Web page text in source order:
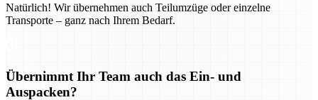
Natürlich! Wir übernehmen auch Teilumzüge oder einzelne
Transporte – ganz nach Ihrem Bedarf.
Übernimmt Ihr Team auch das Ein- und
Auspacken?